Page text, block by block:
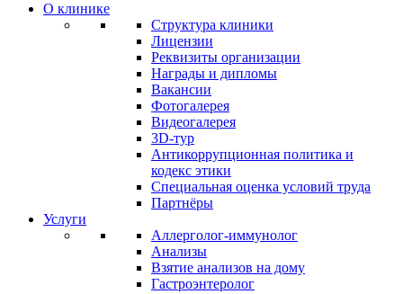
О клинике
Структура клиники
Лицензии
Реквизиты организации
Награды и дипломы
Вакансии
Фотогалерея
Видеогалерея
3D-тур
Антикоррупционная политика и
кодекс этики
Специальная оценка условий труда
Партнёры
Услуги
Аллерголог-иммунолог
Анализы
Взятие анализов на дому
Гастроэнтеролог